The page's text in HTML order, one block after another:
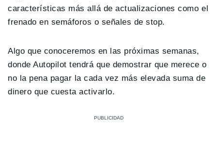
características más allá de actualizaciones como el
frenado en semáforos o señales de stop.
Algo que conoceremos en las próximas semanas,
donde Autopilot tendrá que demostrar que merece o
no la pena pagar la cada vez más elevada suma de
dinero que cuesta activarlo.